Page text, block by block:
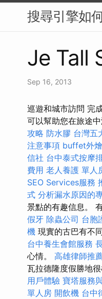
搜尋引擎如
Je Tall
Sep 16, 2013
巡遊和城市訪問 完
可以幫助您在旅途
攻略 防水膠 台灣五
注意事項 buffet外
信社 台中泰式按摩
費用 老人養護 單人
SEO Services服務
式 分析漏水原因的
景點的有趣信息。
假牙 除蟲公司 台胞
機 現實的古巴有不
台中養生會館服務
心情。 高雄律師推
瓦拉德隆度假勝地
用戶體驗 寶塔服務
單人房 開飲機 台中